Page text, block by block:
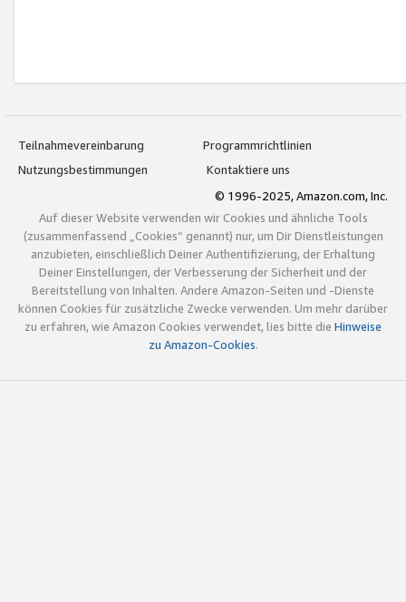
Teilnahmevereinbarung
Programmrichtlinien
Nutzungsbestimmungen
Kontaktiere uns
© 1996-2025, Amazon.com, Inc.
Auf dieser Website verwenden wir Cookies und ähnliche Tools
(zusammenfassend „Cookies“ genannt) nur, um Dir Dienstleistungen
anzubieten, einschließlich Deiner Authentifizierung, der Erhaltung
Deiner Einstellungen, der Verbesserung der Sicherheit und der
Bereitstellung von Inhalten. Andere Amazon-Seiten und -Dienste
können Cookies für zusätzliche Zwecke verwenden. Um mehr darüber
zu erfahren, wie Amazon Cookies verwendet, lies bitte die Hinweise
zu Amazon-Cookies.